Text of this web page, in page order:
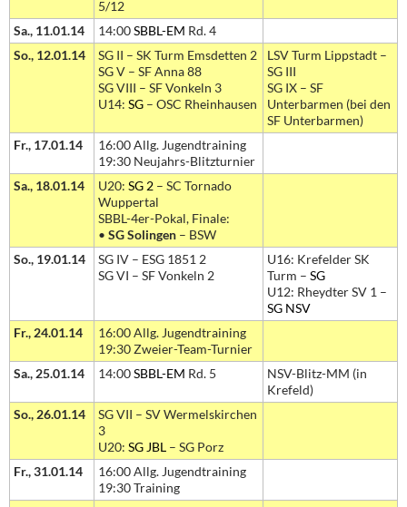
5/12
Sa., 11.01.14
14:00SBBL-EM Rd. 4
So., 12.01.14
SG II – SK Turm Emsdetten 2
SG V – SF Anna 88
SG VIII – SF Vonkeln 3
U14: SG – OSC Rheinhausen
LSV Turm Lippstadt –
SG III
SG IX – SF
Unterbarmen (bei den
SF Unterbarmen)
Fr., 17.01.14
16:00 Allg. Jugendtraining
19:30 Neujahrs-Blitzturnier
Sa., 18.01.14
U20: SG 2 – SC Tornado
Wuppertal
SBBL-4er-Pokal, Finale:
• SG Solingen – BSW
So., 19.01.14
SG IV – ESG 1851 2
SG VI – SF Vonkeln 2
U16: Krefelder SK
Turm – SG
U12: Rheydter SV 1 –
SG NSV
Fr., 24.01.14
16:00 Allg. Jugendtraining
19:30 Zweier-Team-Turnier
Sa., 25.01.14
14:00SBBL-EM Rd. 5
NSV-Blitz-MM (in
Krefeld)
So., 26.01.14
SG VII – SV Wermelskirchen
3
U20: SG JBL – SG Porz
Fr., 31.01.14
16:00 Allg. Jugendtraining
19:30 Training